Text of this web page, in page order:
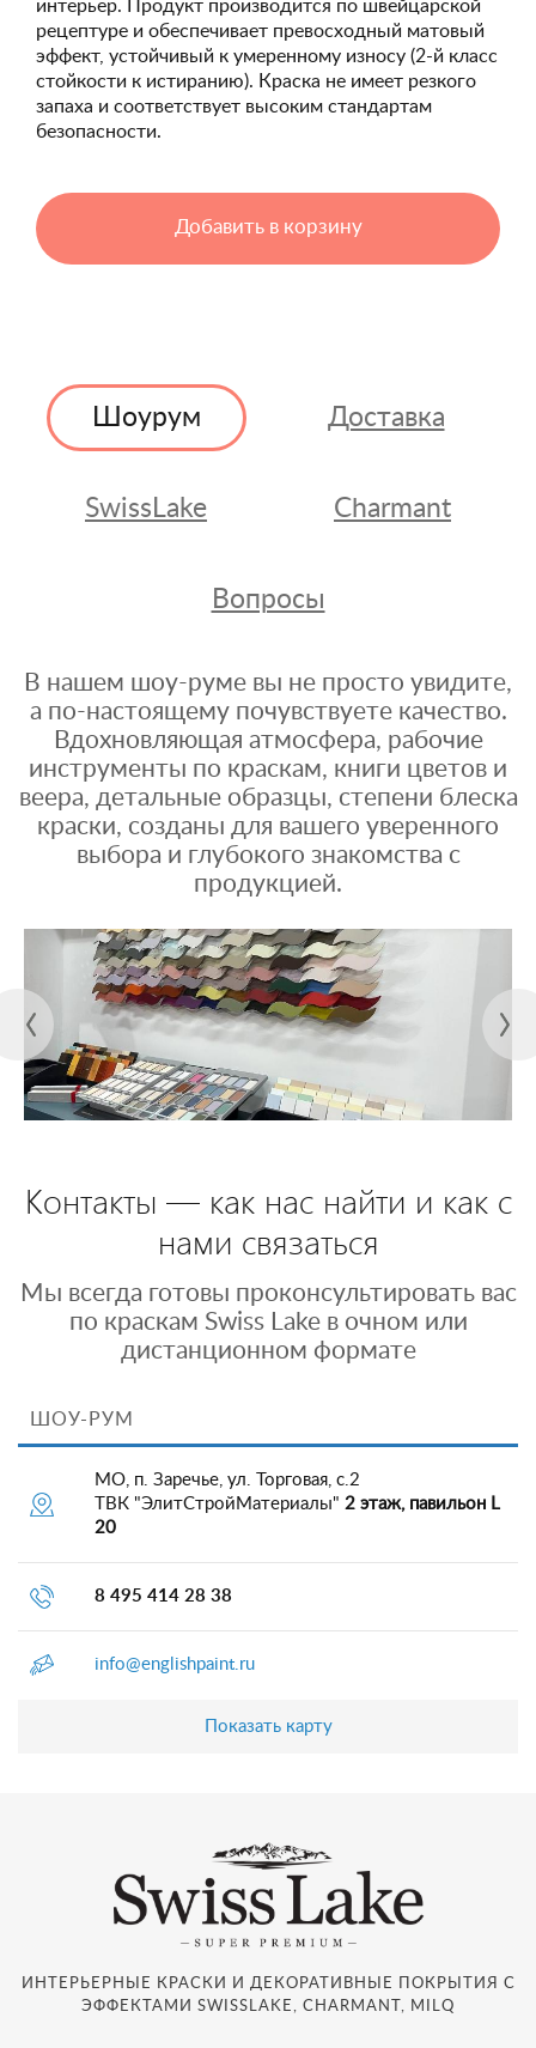
интерьер. Продукт производится по швейцарской
рецептуре и обеспечивает превосходный матовый
эффект, устойчивый к умеренному износу (2-й класс
стойкости к истиранию). Краска не имеет резкого
запаха и соответствует высоким стандартам
безопасности.
Добавить в корзину
Шоурум Доставка
SwissLake Charmant
Вопросы
В нашем шоу-руме вы не просто увидите,
а по-настоящему почувствуете качество.
Вдохновляющая атмосфера, рабочие
инструменты по краскам, книги цветов и
веера, детальные образцы, степени блеска
краски, созданы для вашего уверенного
выбора и глубокого знакомства с
продукцией.
Контакты — как нас найти и как с
нами связаться
Мы всегда готовы проконсультировать вас
по краскам Swiss Lake в очном или
дистанционном формате
ШОУ-РУМ
МО, п. Заречье, ул. Торговая, с.2
ТВК "ЭлитСтройМатериалы" 2 этаж, павильон L
20
8 495 414 28 38
info@englishpaint.ru
Показать карту
ИНТЕРЬЕРНЫЕ КРАСКИ И ДЕКОРАТИВНЫЕ ПОКРЫТИЯ С
ЭФФЕКТАМИ SWISSLAKE, CHARMANT, MILQ